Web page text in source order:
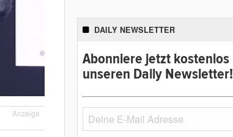
Anzeige
DAILY NEWSLETTER
Abonniere jetzt kostenlos
unseren Daily Newsletter!